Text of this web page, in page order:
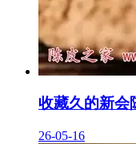
收藏久的新会
26-05-16